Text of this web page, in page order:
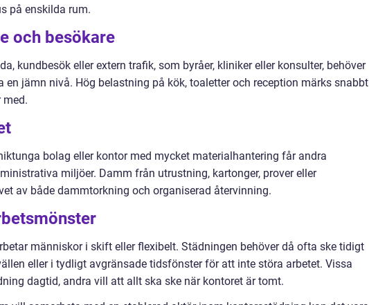
på enskilda rum.
och besökare
kundbesök eller extern trafik, som byråer, kliniker eller konsulter, behöver
jämn nivå. Hög belastning på kök, toaletter och reception märks snabbt
med.
bolag eller kontor med mycket materialhantering får andra
miljöer. Damm från utrustning, kartonger, prover eller
av både dammtorkning och organiserad återvinning.
människor i skift eller flexibelt. Städningen behöver då ofta ske tidigt
eller i tydligt avgränsade tidsfönster för att inte störa arbetet. Vissa
dagtid, andra vill att allt ska ske när kontoret är tomt.